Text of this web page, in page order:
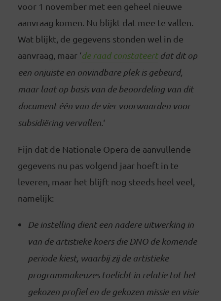
voor 1 november met een geheel nieuwe
aanvraag komen. Nu blijkt dat mee te vallen.
Wat blijkt, de gegevens stonden wel in de
aanvraag, maar ‘de raad constateertdat dit op
een onjuiste en onvindbare plek is gebeurd,
maar laat op basis van de beoordeling van dit
document één van de vier voorwaarden voor
subsidiëring vervallen.‘
Fijn dat de Nationale Opera de aanvullende
gegevens nu pas volgend jaar hoeft in te
leveren, maar het blijft nog steeds heel veel,
namelijk:
De instelling dient een nadere uitwerking in
van de artistieke koers die DNO de komende
periode kiest, waarbij zij de artistieke
programmakeuzes toelicht in relatie tot het
gekozen profiel en de gekozen missie en visie